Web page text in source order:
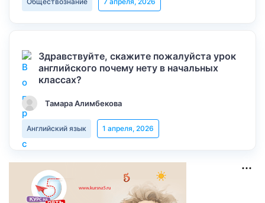
Здравствуйте, скажите пожалуйста урок
английского почему нету в начальных
классах?
Тамара Алимбекова
Английский язык 1 апреля, 2026